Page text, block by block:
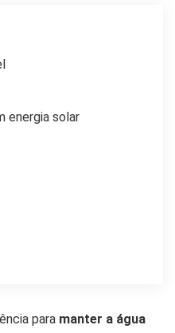
energia solar
para manter a água